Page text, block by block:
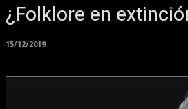
¿Folklore en
15/12/2019